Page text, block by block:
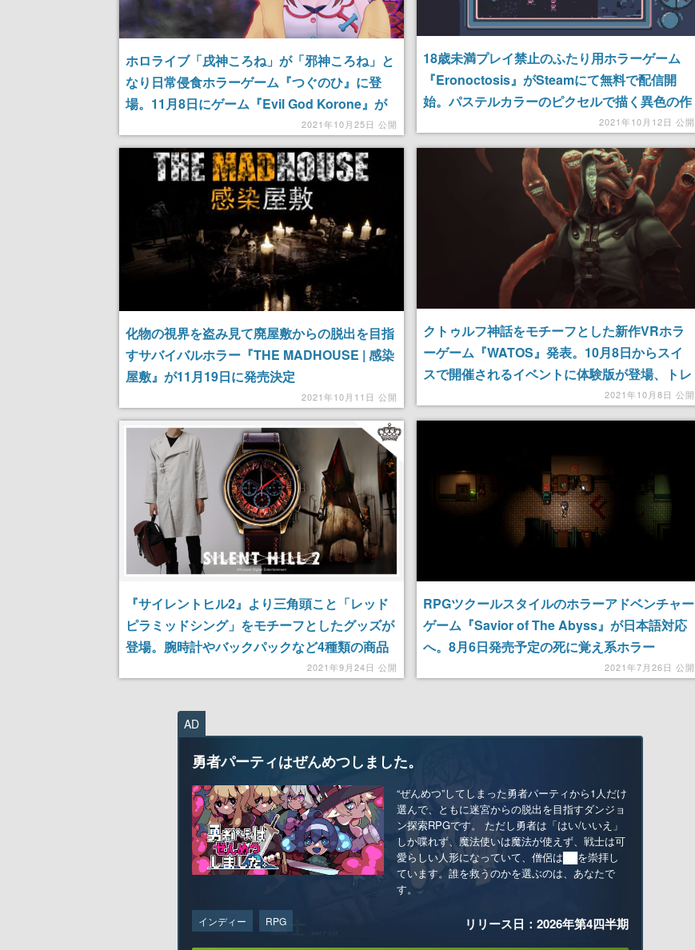
ホロライブ「戌神ころね」が「邪神ころね」と
なり日常侵食ホラーゲーム『つぐのひ』に登
場。11月8日にゲーム『Evil God Korone』が
2021年10月25日 公開
18歳未満プレイ禁止のふたり用ホラーゲーム
『Eronoctosis』がSteamにて無料で配信開
始。パステルカラーのピクセルで描く異色の作
2021年10月12日 公開
化物の視界を盗み見て廃屋敷からの脱出を目指
すサバイバルホラー『THE MADHOUSE | 感染
屋敷』が11月19日に発売決定
2021年10月11日 公開
クトゥルフ神話をモチーフとした新作VRホラ
ーゲーム『WATOS』発表。10月8日からスイ
スで開催されるイベントに体験版が登場、トレ
ーラーには不気味なクリーチャーの姿も
2021年10月8日 公開
『サイレントヒル2』より三角頭こと「レッド
ピラミッドシング」をモチーフとしたグッズが
登場。腕時計やバックパックなど4種類の商品
2021年9月24日 公開
RPGツクールスタイルのホラーアドベンチャー
ゲーム『Savior of The Abyss』が日本語対応
へ。8月6日発売予定の死に覚え系ホラー
2021年7月26日 公開
AD
勇者パーティはぜんめつしました。
“ぜんめつ”してしまった勇者パーティから1人だけ
選んで、ともに迷宮からの脱出を目指すダンジョ
ン探索RPGです。 ただし勇者は「はい/いいえ」
しか喋れず、魔法使いは魔法が使えず、戦士は可
愛らしい人形になっていて、僧侶は██を崇拝し
ています。誰を救うのかを選ぶのは、あなたで
す。
インディー RPG リリース日：2026年第4四半期